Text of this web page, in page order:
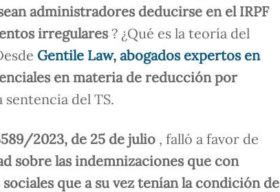
administradores deducirse en el IRPF
irregulares? ¿Qué es la teoría del
Gentile Law, abogados expertos en
en materia de reducción por
sentencia del TS.
2023, de 25 de julio , falló a favor de
sobre las indemnizaciones que con
que a su vez tenían la condición de